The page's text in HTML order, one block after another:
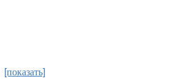
[показать]